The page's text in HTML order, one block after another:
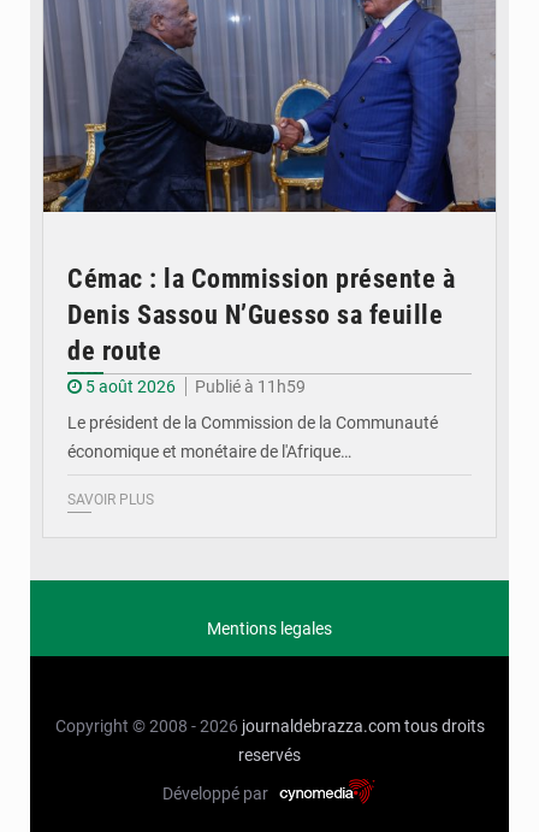
Cémac : la Commission présente à
Denis Sassou N’Guesso sa feuille
de route
5 août 2026
Publié à 11h59
Le président de la Commission de la Communauté
économique et monétaire de l'Afrique…
SAVOIR PLUS
Mentions legales
Copyright © 2008 - 2026 journaldebrazza.com tous droits
reservés
Développé par